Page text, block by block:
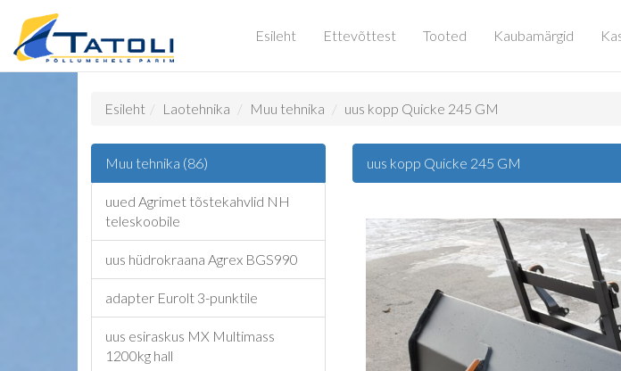
Esileht Ettevõttest Tooted Kaubamärgid
Esileht Laotehnika Muu tehnika uus kopp Quicke 245 GM
Muu tehnika (86)
uued Agrimet tõstekahvlid NH
teleskoobile
uus hüdrokraana Agrex BGS990
adapter Eurolt 3-punktile
uus esiraskus MX Multimass
1200kg hall
uus kopp Quicke 245 GM